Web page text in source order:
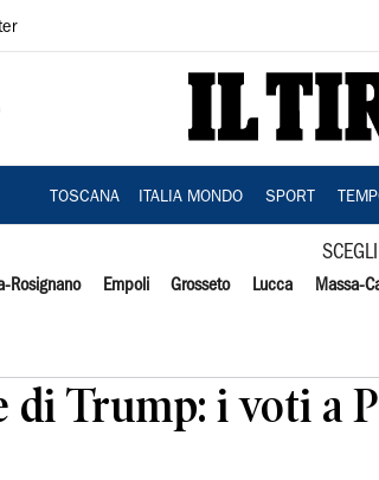
TOSCANA ITALIA MONDO SPORT
Rosignano Empoli Grosseto Lucca Massa-
di Trump: i voti a